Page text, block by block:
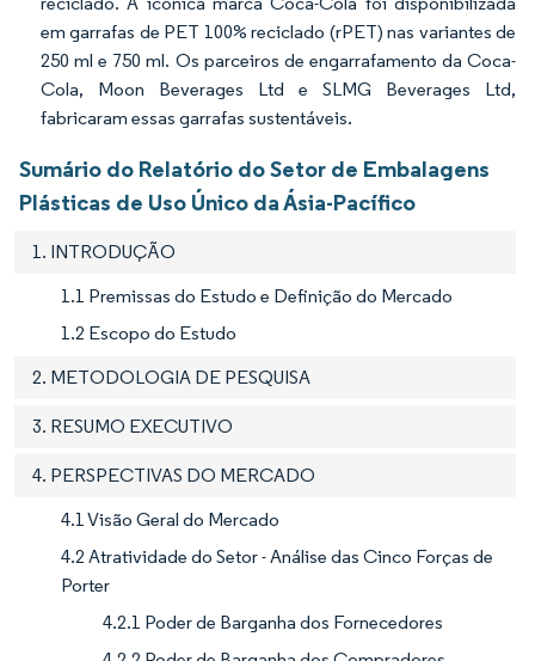
em garrafas de PET 100% reciclado (rPET) nas variantes de
250 ml e 750 ml. Os parceiros de engarrafamento da Coca-
Cola, Moon Beverages Ltd e SLMG Beverages Ltd,
fabricaram essas garrafas sustentáveis.
Sumário do Relatório do Setor de Embalagens
Plásticas de Uso Único da Ásia-Pacífico
1. INTRODUÇÃO
1.1 Premissas do Estudo e Definição do Mercado
1.2 Escopo do Estudo
2. METODOLOGIA DE PESQUISA
3. RESUMO EXECUTIVO
4. PERSPECTIVAS DO MERCADO
4.1 Visão Geral do Mercado
4.2 Atratividade do Setor - Análise das Cinco Forças de
Porter
4.2.1 Poder de Barganha dos Fornecedores